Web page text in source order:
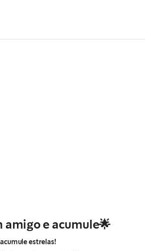
amigo e acumule🌟
estrelas!